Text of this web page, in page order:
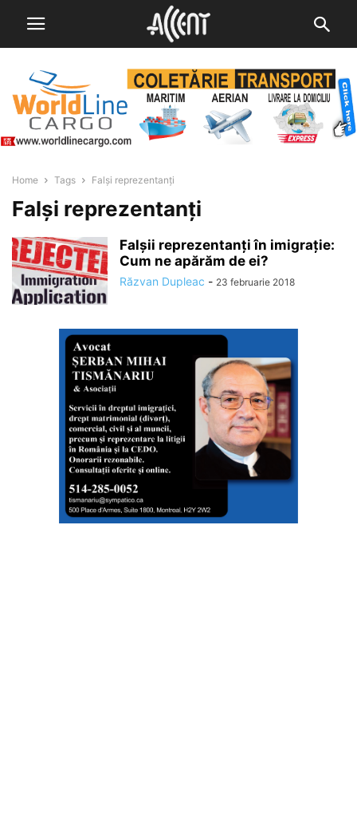
Home Tags Falși reprezentanți
Falși reprezentanți
Falşii reprezentanţi în imigraţie:
Cum ne apărăm de ei?
Răzvan Dupleac - 23 februarie 2018